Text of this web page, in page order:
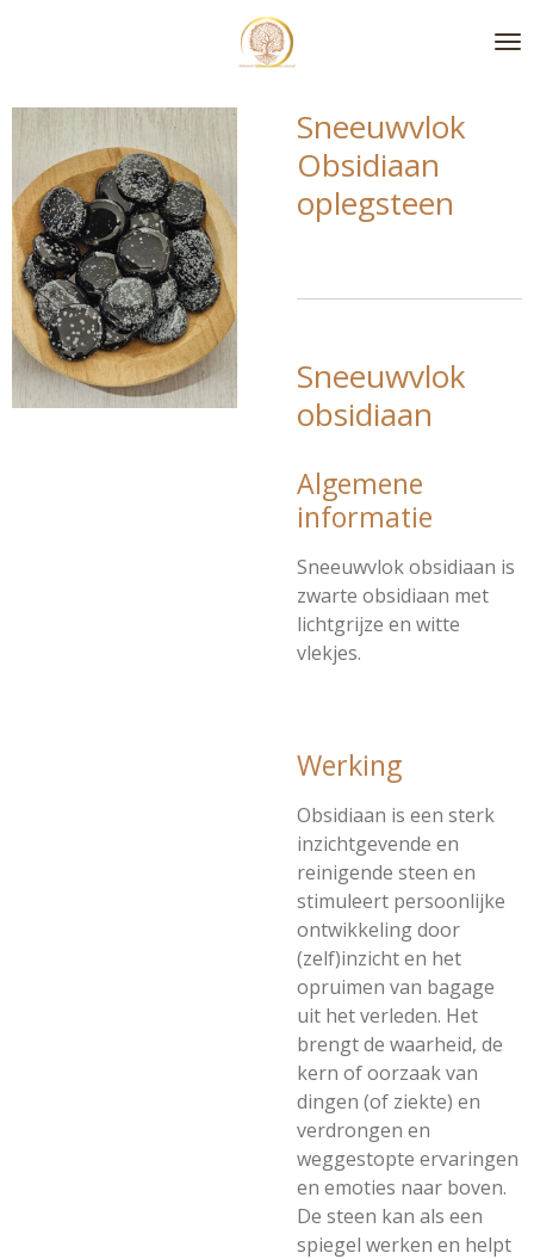
de
Sneeuwvlok
Obsidiaan
oplegsteen
Sneeuwvlok
obsidiaan
Algemene
informatie
Sneeuwvlok obsidiaan is
zwarte obsidiaan met
lichtgrijze en witte
vlekjes.
Werking
Obsidiaan is een sterk
inzichtgevende en
reinigende steen en
stimuleert persoonlijke
ontwikkeling door
(zelf)inzicht en het
opruimen van bagage
uit het verleden. Het
brengt de waarheid, de
kern of oorzaak van
dingen (of ziekte) en
verdrongen en
weggestopte ervaringen
en emoties naar boven.
De steen kan als een
spiegel werken en helpt